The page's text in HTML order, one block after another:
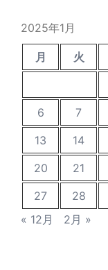
2025年1月
月 火
6
7
13
14
20
21
27
28
« 12月
2月 »